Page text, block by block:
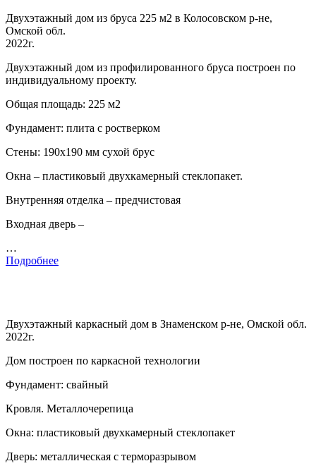
Двухэтажный дом из бруса 225 м2 в Колосовском р-не,
Омской обл.
2022г.
Двухэтажный дом из профилированного бруса построен по
индивидуальному проекту.
Общая площадь: 225 м2
Фундамент: плита с ростверком
Стены: 190х190 мм сухой брус
Окна – пластиковый двухкамерный стеклопакет.
Внутренняя отделка – предчистовая
Входная дверь –
…
Подробнее
Двухэтажный каркасный дом в Знаменском р-не, Омской обл.
2022г.
Дом построен по каркасной технологии
Фундамент: свайный
Кровля. Металлочерепица
Окна: пластиковый двухкамерный стеклопакет
Дверь: металлическая с терморазрывом